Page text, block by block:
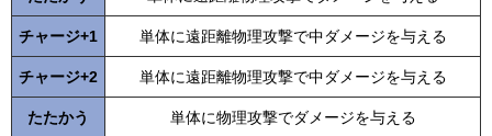
チャージ+1 単体に遠距離物理攻撃で中ダメージを与える
チャージ+2 単体に遠距離物理攻撃で中ダメージを与える
たたかう 単体に物理攻撃でダメージを与える